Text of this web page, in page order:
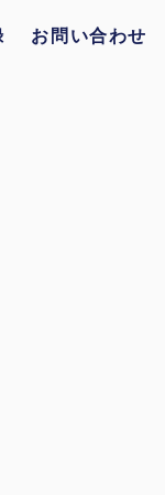
お問い合わせ